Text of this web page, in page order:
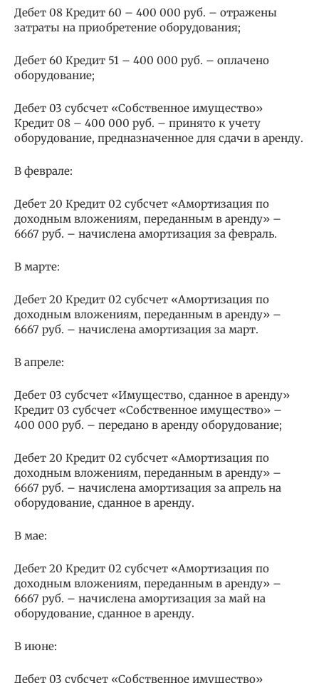
Дебет 08 Кредит 60 – 400 000 руб. – отражены
затраты на приобретение оборудования;
Дебет 60 Кредит 51 – 400 000 руб. – оплачено
оборудование;
Дебет 03 субсчет «Собственное имущество»
Кредит 08 – 400 000 руб. – принято к учету
оборудование, предназначенное для сдачи в аренду.
В феврале:
Дебет 20 Кредит 02 субсчет «Амортизация по
доходным вложениям, переданным в аренду» –
6667 руб. – начислена амортизация за февраль.
В марте:
Дебет 20 Кредит 02 субсчет «Амортизация по
доходным вложениям, переданным в аренду» –
6667 руб. – начислена амортизация за март.
В апреле:
Дебет 03 субсчет «Имущество, сданное в аренду»
Кредит 03 субсчет «Собственное имущество» –
400 000 руб. – передано в аренду оборудование;
Дебет 20 Кредит 02 субсчет «Амортизация по
доходным вложениям, переданным в аренду» –
6667 руб. – начислена амортизация за апрель на
оборудование, сданное в аренду.
В мае:
Дебет 20 Кредит 02 субсчет «Амортизация по
доходным вложениям, переданным в аренду» –
6667 руб. – начислена амортизация за май на
оборудование, сданное в аренду.
В июне:
Дебет 03 субсчет «Собственное имущество»